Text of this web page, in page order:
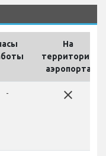
На
территории
аэропорта
- close